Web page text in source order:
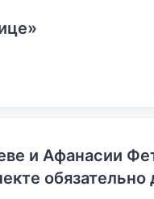
и Афанасии